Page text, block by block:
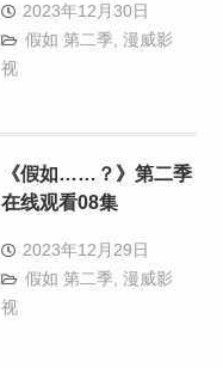
2023年12月30日
假如 第二季 漫威影
视
《假如……？》第二季
在线观看08集
2023年12月29日
假如 第二季 漫威影
视